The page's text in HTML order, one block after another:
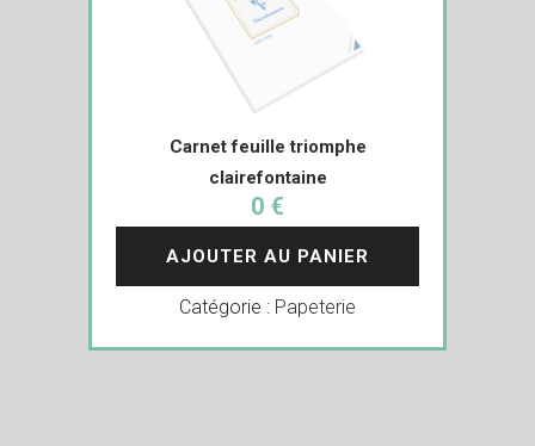
Carnet feuille triomphe
clairefontaine
0 €
AJOUTER AU PANIER
Catégorie : Papeterie